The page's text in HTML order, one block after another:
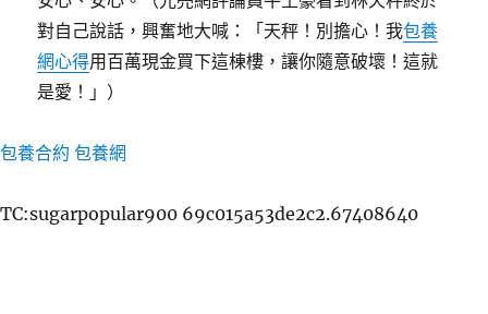
對自己說話，興奮地大喊：「天秤！別擔心！我包養
網心得用百萬現金買下這棟樓，讓你隨意破壞！這就
是愛！」）
包養合約 包養網
TC:sugarpopular900 69c015a53de2c2.67408640